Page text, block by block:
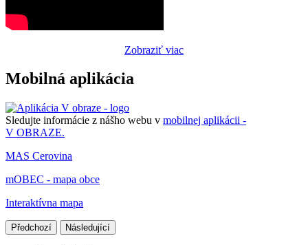
Zobraziť viac
Mobilná aplikácia
Sledujte informácie z nášho webu v mobilnej aplikácii -
V OBRAZE.
MAS Cerovina
mOBEC - mapa obce
Interaktívna mapa
Předchozí Následující